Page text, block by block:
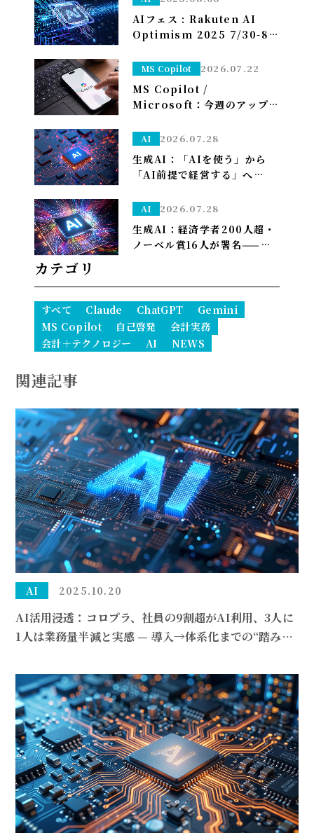
AIフェス : Rakuten AI
Optimism 2025 7/30-8/1
MS Copilot 2026.07.22
MS Copilot /
Microsoft：今週のアップデ
削減で自社モデル(MAI)を
Officeに導入
AI 2026.07.28
生成AI：「AIを使う」から
「AI前提で経営する」へ——
が”常態”になり1人で10億ド
ル企業も現実に
AI 2026.07.28
生成AI：経済学者200人超・
ノーベル賞16人が署名——
カテゴリ
すべて Claude ChatGPT
Gemini
MS Copilot
自己啓発
会計実務
会計＋テクノロジー
AI NEWS
関連記事
AI 2025.10.20
AI活用浸透：コロプラ、社員の9割超がAI利用、3人に
1人は業務量半減と実感 — 導入→体系化までの“踏み込